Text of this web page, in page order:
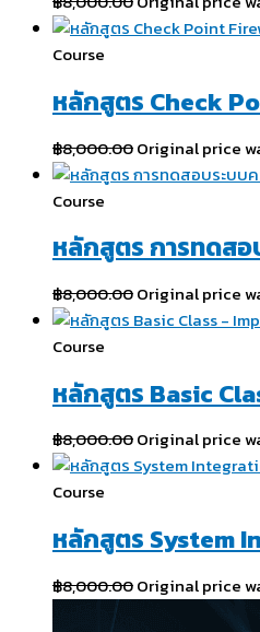
Course
หลักสูตร Check
฿8,000.00Original price
Course
หลักสูตร การทดสอ
฿8,000.00Original price
Course
หลักสูตร Basic
฿8,000.00Original price
Course
หลักสูตร System
฿8,000.00Original price